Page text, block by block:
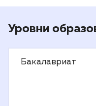
Уровни
Бакалавриат